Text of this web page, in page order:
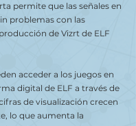
permite que las señales en
problemas con las
de Vizrt de ELF
acceder a los juegos en
digital de ELF a través de
de visualización crecen
lo que aumenta la